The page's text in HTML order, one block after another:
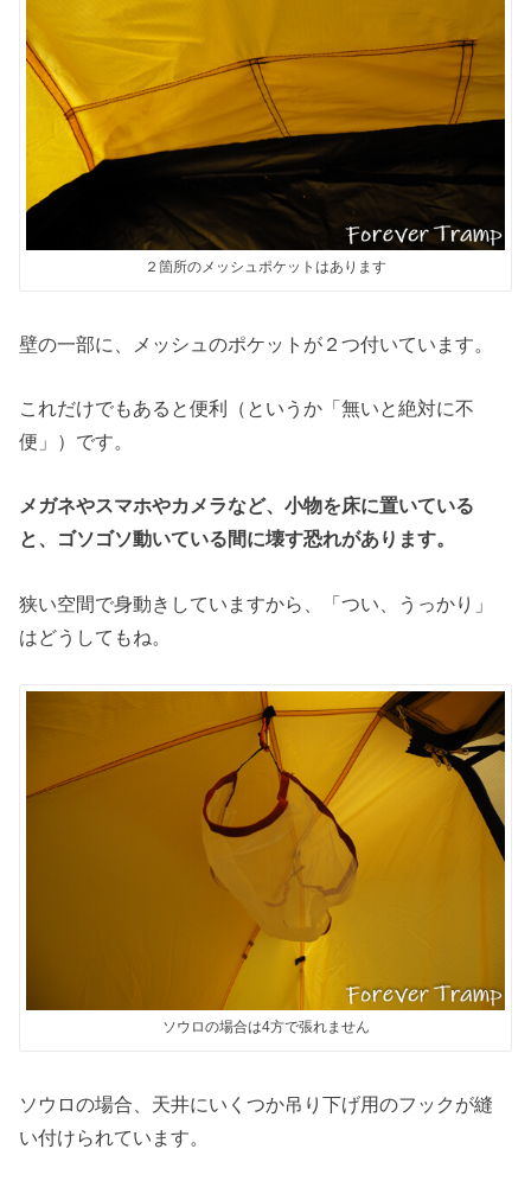
２箇所のメッシュポケットはあります
壁の一部に、メッシュのポケットが２つ付いています。
これだけでもあると便利（というか「無いと絶対に不
便」）です。
メガネやスマホやカメラなど、小物を床に置いている
と、ゴソゴソ動いている間に壊す恐れがあります。
狭い空間で身動きしていますから、「つい、うっかり」
はどうしてもね。
ソウロの場合は4方で張れません
ソウロの場合、天井にいくつか吊り下げ用のフックが縫
い付けられています。